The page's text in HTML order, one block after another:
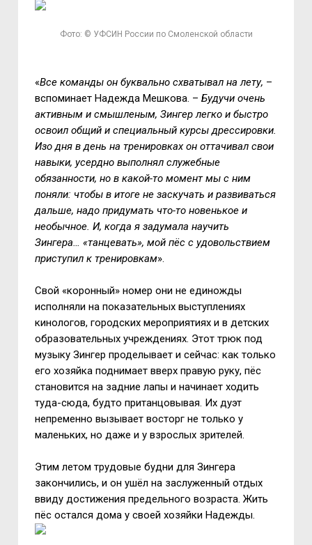
Фото: © УФСИН России по Смоленской области
«Все команды он буквально схватывал на лету, –
вспоминает Надежда Мешкова. –Будучи очень
активным и смышленым, Зингер легко и быстро
освоил общий и специальный курсы дрессировки.
Изо дня в день на тренировках он оттачивал свои
навыки, усердно выполнял служебные
обязанности, но в какой-то момент мы с ним
поняли: чтобы в итоге не заскучать и развиваться
дальше, надо придумать что-то новенькое и
необычное. И, когда я задумала научить
Зингера… «танцевать», мой пёс с удовольствием
приступил к тренировкам».
Свой «коронный» номер они не единожды
исполняли на показательных выступлениях
кинологов, городских мероприятиях и в детских
образовательных учреждениях. Этот трюк под
музыку Зингер проделывает и сейчас: как только
его хозяйка поднимает вверх правую руку, пёс
становится на задние лапы и начинает ходить
туда-сюда, будто пританцовывая. Их дуэт
непременно вызывает восторг не только у
маленьких, но даже и у взрослых зрителей.
Этим летом трудовые будни для Зингера
закончились, и он ушёл на заслуженный отдых
ввиду достижения предельного возраста. Жить
пёс остался дома у своей хозяйки Надежды.